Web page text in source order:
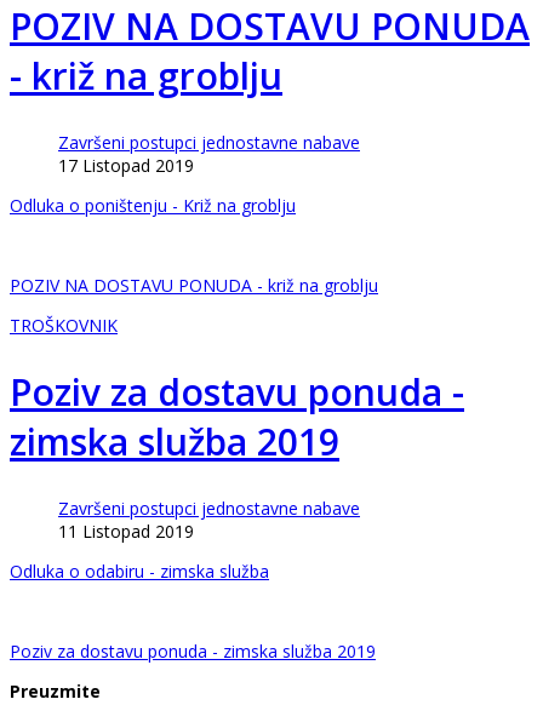
POZIV NA DOSTAVU PONUDA
- križ na groblju
Završeni postupci jednostavne nabave
17 Listopad 2019
Odluka o poništenju - Križ na groblju
POZIV NA DOSTAVU PONUDA - križ na groblju
TROŠKOVNIK
Poziv za dostavu ponuda -
zimska služba 2019
Završeni postupci jednostavne nabave
11 Listopad 2019
Odluka o odabiru - zimska služba
Poziv za dostavu ponuda - zimska služba 2019
Preuzmite